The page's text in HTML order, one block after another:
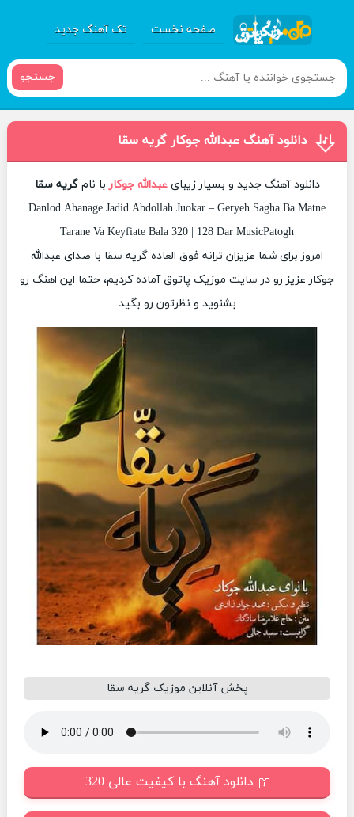
صفحه نخست تک آهنگ جدید
جستجو
دانلود آهنگ عبدالله جوکار گریه سقا
دانلود آهنگ جدید و بسیار زیبایعبدالله جوکاربا نامگریه سقا
Danlod Ahanage Jadid Abdollah Juokar – Geryeh Sagha Ba Matne
Tarane Va Keyfiate Bala 320 | 128 Dar MusicPatogh
امروز برای شما عزیزان ترانه فوق العاده گریه سقا با صدای عبدالله
جوکار عزیز رو در سایت موزیک پاتوق آماده کردیم، حتما این اهنگ رو
بشنوید و نظرتون رو بگید
پخش آنلاین موزیک گریه سقا
دانلود آهنگ با کیفیت عالی 320